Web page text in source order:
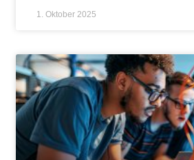
1. Oktober 2025